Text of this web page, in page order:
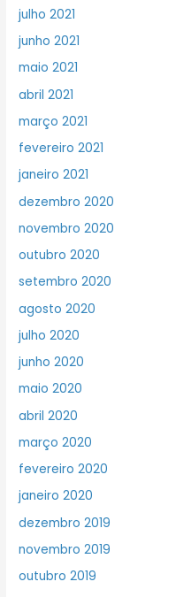
julho 2021
junho 2021
maio 2021
abril 2021
março 2021
fevereiro 2021
janeiro 2021
dezembro 2020
novembro 2020
outubro 2020
setembro 2020
agosto 2020
julho 2020
junho 2020
maio 2020
abril 2020
março 2020
fevereiro 2020
janeiro 2020
dezembro 2019
novembro 2019
outubro 2019